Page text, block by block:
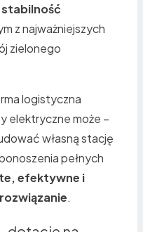
z najważniejszych
zielonego
logistyczna
elektryczne może –
własną stację
pełnych
efektywne i
.